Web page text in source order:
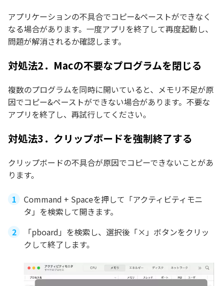
アプリケーションの不具合でコピー&ペーストができなく
なる場合があります。一度アプリを終了して再度起動し、
問題が解消されるか確認します。
対処法2．Macの不要なプログラムを閉じる
複数のプログラムを同時に開いていると、メモリ不足が原
因でコピー&ペーストができない場合があります。不要な
アプリを終了し、再試行してください。
対処法3．クリップボードを強制終了する
クリップボードの不具合が原因でコピーできないことがあ
ります。
Command + Spaceを押して「アクティビティモニ
タ」を検索して開きます。
「pboard」を検索し、選択後「×」ボタンをクリッ
クして終了します。